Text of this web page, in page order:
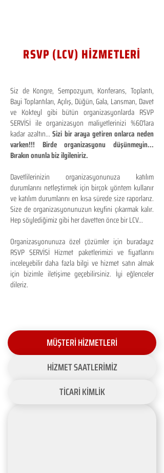
RSVP (LCV) HİZMETLERİ
Siz de Kongre, Sempozyum, Konferans, Toplantı,
Bayi Toplantıları, Açılış, Düğün, Gala, Lansman, Davet
ve Kokteyl gibi bütün organizasyonlarda RSVP
SERVİSİ ile organizasyon maliyetlerinizi %60'lara
kadar azaltın...Sizi bir araya getiren onlarca neden
varken!!! Birde organizasyonu düşünmeyin...
Bırakın onunla biz ilgileniriz.
Davetlilerinizin organizasyonunuza katılım
durumlarını netleştirmek için birçok yöntem kullanır
ve katılım durumlarını en kısa sürede size raporlarız.
Size de organizasyonunuzun keyfini çıkarmak kalır.
Hep söylediğimiz gibi her davetten önce bir LCV...
Organizasyonunuza özel çözümler için buradayız
RSVP SERVİSİ Hizmet paketlerimizi ve fiyatlarını
inceleyebilir daha fazla bilgi ve hizmet satın almak
için bizimle iletişime geçebilirsiniz. İyi eğlenceler
dileriz.
MÜŞTERİ HİZMETLERİ
HİZMET SAATLERİMİZ
TİCARİ KİMLİK